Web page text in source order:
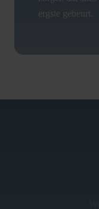
ergste gebeurt.